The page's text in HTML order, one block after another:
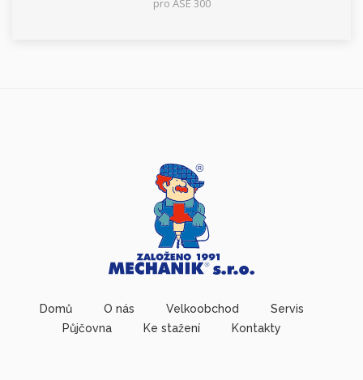
pro ASE 300
Domů O nás Velkoobchod
Servis
Půjčovna
Ke stažení Kontakty